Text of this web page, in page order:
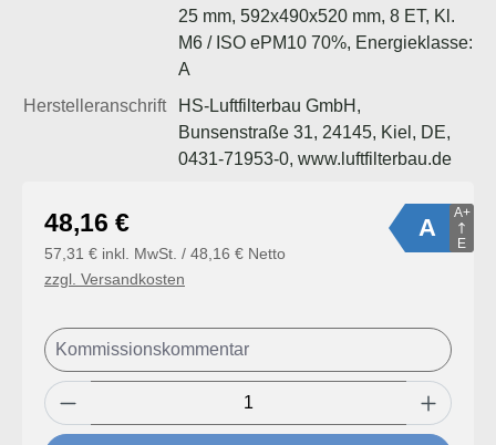
25 mm, 592x490x520 mm, 8 ET, Kl.
M6 / ISO ePM10 70%, Energieklasse:
A
Herstelleranschrift
HS-Luftfilterbau GmbH,
Bunsenstraße 31, 24145, Kiel, DE,
0431-71953-0, www.luftfilterbau.de
Regulärer Preis:
48,16 €
57,31 € inkl. MwSt. / 48,16 € Netto
zzgl. Versandkosten
Produkt Anzahl: Gib den gewünschten
A
A+
E